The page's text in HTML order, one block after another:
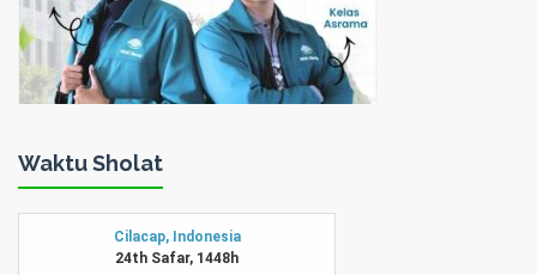
Waktu Sholat